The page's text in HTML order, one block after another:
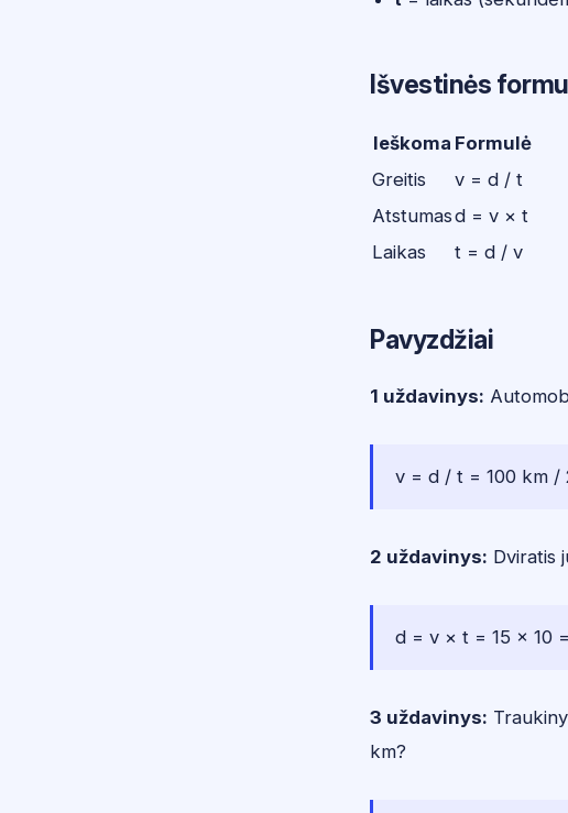
Išvestinės
Ieškoma Formulė
Greitis
v = d / t
Atstumasd = v × t
Laikas
t = d / v
Pavyzdžiai
1 uždavinys:
v = d / t = 100 km /
2 uždavinys: Dviratis
d = v × t = 15 × 10 =
3 uždavinys:
km?